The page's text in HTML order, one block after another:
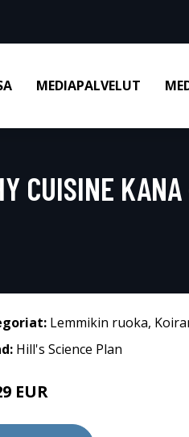
MEDIAPALVELUT
CUISINE
Lemmikin ruoka,
Hill's Science Plan
EUR